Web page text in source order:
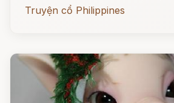
Truyện cổ Philippines